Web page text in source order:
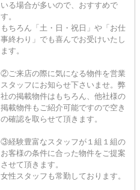
いる場合が多いので、おすすめで
す。
もちろん「土・日・祝日」や「お仕
事終わり」でも喜んでお受けいたし
ます。
②ご来店の際に気になる物件を営業
スタッフにお知らせ下さいませ。弊
社の掲載物件はもちろん、他社様の
掲載物件もご紹介可能ですので空き
の確認を取らせて頂きます。
③経験豊富なスタッフが１組１組の
お客様の条件に合った物件をご提案
させて頂きます。
女性スタッフも常勤しております。